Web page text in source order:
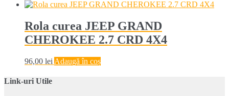
Rola curea JEEP GRAND
CHEROKEE 2.7 CRD 4X4
96,00 lei Adaugă în coș
Link-uri Utile